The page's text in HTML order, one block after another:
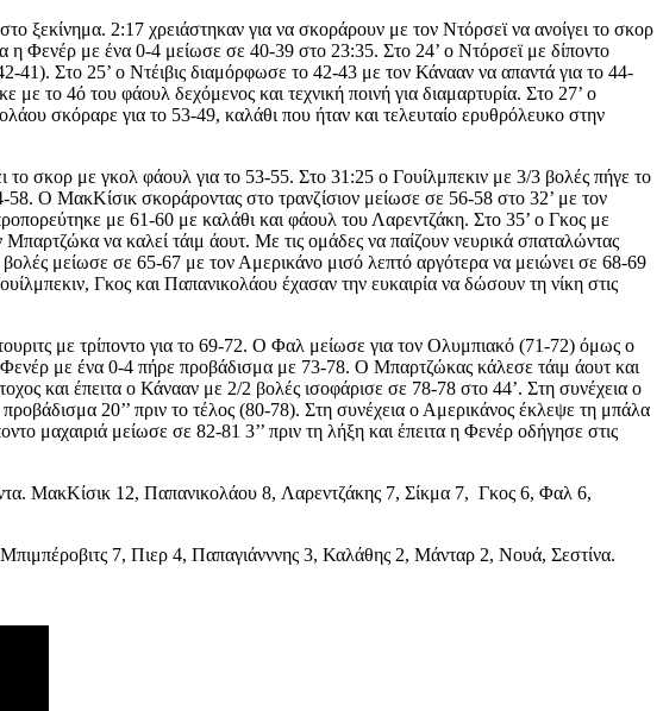
ξεκίνημα. 2:17 χρειάστηκαν για να σκοράρουν με τον Ντόρσεϊ να ανοίγει το σκορ
Φενέρ με ένα 0-4 μείωσε σε 40-39 στο 23:35. Στο 24’ ο Ντόρσεϊ με δίποντο
Στο 25’ ο Ντέιβις διαμόρφωσε το 42-43 με τον Κάνααν να απαντά για το 44-
το 4ό του φάουλ δεχόμενος και τεχνική ποινή για διαμαρτυρία. Στο 27’ ο
σκόραρε για το 53-49, καλάθι που ήταν και τελευταίο ερυθρόλευκο στην
το σκορ με γκολ φάουλ για το 53-55. Στο 31:25 ο Γουίλμπεκιν με 3/3 βολές πήγε το
58. Ο ΜακΚίσικ σκοράροντας στο τρανζίσιον μείωσε σε 56-58 στο 32’ με τον
με 61-60 με καλάθι και φάουλ του Λαρεντζάκη. Στο 35’ ο Γκος με
να καλεί τάιμ άουτ. Με τις ομάδες να παίζουν νευρικά σπαταλώντας
μείωσε σε 65-67 με τον Αμερικάνο μισό λεπτό αργότερα να μειώνει σε 68-69
Γκος και Παπανικολάου έχασαν την ευκαιρία να δώσουν τη νίκη στις
με τρίποντο για το 69-72. Ο Φαλ μείωσε για τον Ολυμπιακό (71-72) όμως ο
με ένα 0-4 πήρε προβάδισμα με 73-78. Ο Μπαρτζώκας κάλεσε τάιμ άουτ και
και έπειτα ο Κάνααν με 2/2 βολές ισοφάρισε σε 78-78 στο 44’. Στη συνέχεια ο
20’’ πριν το τέλος (80-78). Στη συνέχεια ο Αμερικάνος έκλεψε τη μπάλα
μαχαιριά μείωσε σε 82-81 3’’ πριν τη λήξη και έπειτα η Φενέρ οδήγησε στις
ΜακΚίσικ 12, Παπανικολάου 8, Λαρεντζάκης 7, Σίκμα 7, Γκος 6, Φαλ 6,
Μπιμπέροβιτς 7, Πιερ 4, Παπαγιάνννης 3, Καλάθης 2, Μάνταρ 2, Νουά, Σεστίνα.